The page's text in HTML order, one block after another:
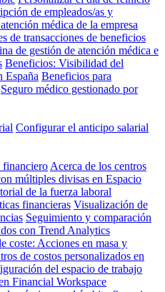
de empleados/as y
médica de la empresa
de transacciones de beneficios
de gestión de atención médica e
Beneficios: Visibilidad del
España Beneficios para
Seguro médico gestionado por
Configurar el anticipo salarial
financiero Acerca de los centros
múltiples divisas en Espacio
de la fuerza laboral
financieras Visualización de
Seguimiento y comparación
con Trend Analytics
coste: Acciones en masa y
de costos personalizados en
del espacio de trabajo
Financial Workspace